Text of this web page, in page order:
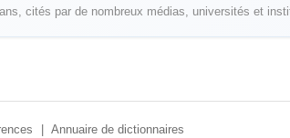
cités par de nombreux médias, universités et
Annuaire de dictionnaires